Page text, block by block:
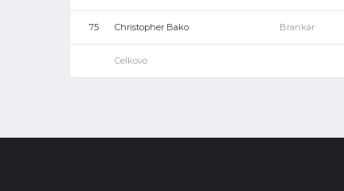
75 Christopher Bako Brankár
Celkovo